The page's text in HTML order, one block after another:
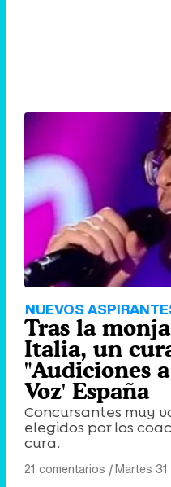
NUEVOS
Tras la
Italia, un
"Audiciones
Voz' España
Concursantes muy
elegidos por los
cura.
21 comentarios |Martes 31